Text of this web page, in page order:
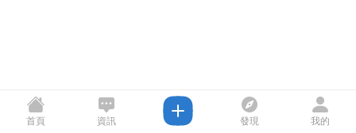
首頁 資訊 發現 我的